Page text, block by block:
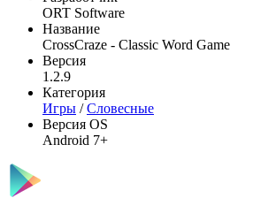
ORT Software
Название
CrossCraze - Classic Word Game
Версия
1.2.9
Категория
Игры /Словесные
Версия OS
Android 7+